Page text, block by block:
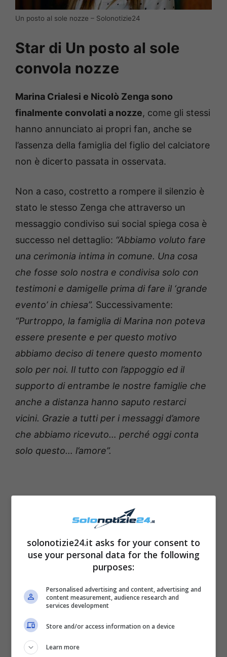
Un posto al sole nozze – Solonotizie24
Star di Un posto al sole
convola nozze
Marina Crialesi e Nicolò Zenga sono
finalmente convolati a nozze, come gli stessi
hanno annunciato ai propri fan, anche se
l’assenza della famiglia del figlio del calciatore
non è dicerto passata in osservata.
Non a caso, costretto a rompere il silenzio è
stato le stesso Zenga che attraverso un
messaggio condiviso sui social spiega cosa è
successo nel dettaglio: “Abbiamo voluto fare
una cerimonia intima in comune. Una cosa
che fosse solo nostra e condivisa solo con
testimoni e damigelle prima di fare il ‘grande
evento’ in chiesa”. Successivamente:
“Purtroppo, la famiglia di Marina non poteva
essere presente e per questo motivo
abbiamo deciso di tenere questo momento
solo per noi. Il tutto con l’appoggio ed il
supporto di entrambe le nostre famiglie che
anche a distanza hanno saputo restarci
vicini. Grazie a tutti per i messaggi d’amore
che abbiamo ricevuto… perché oggi conta
solo questo… l’amore”.
solonotizie24.it asks for your consent to
use your personal data for the following
purposes:
Personalised advertising and content, advertising and
content measurement, audience research and
services development
Store and/or access information on a device
Learn more